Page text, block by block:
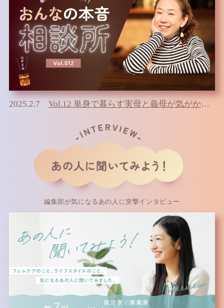
2025.2.7 Vol.12 単身で暮らす実母と義母が気がかり どう対応していけばいいのか不安…
編集部が気になるあの人に突撃インタビュー